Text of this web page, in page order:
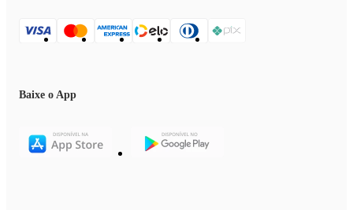
Baixe o App